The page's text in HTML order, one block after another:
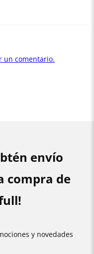
un comentario.
envío
compra de
y novedades